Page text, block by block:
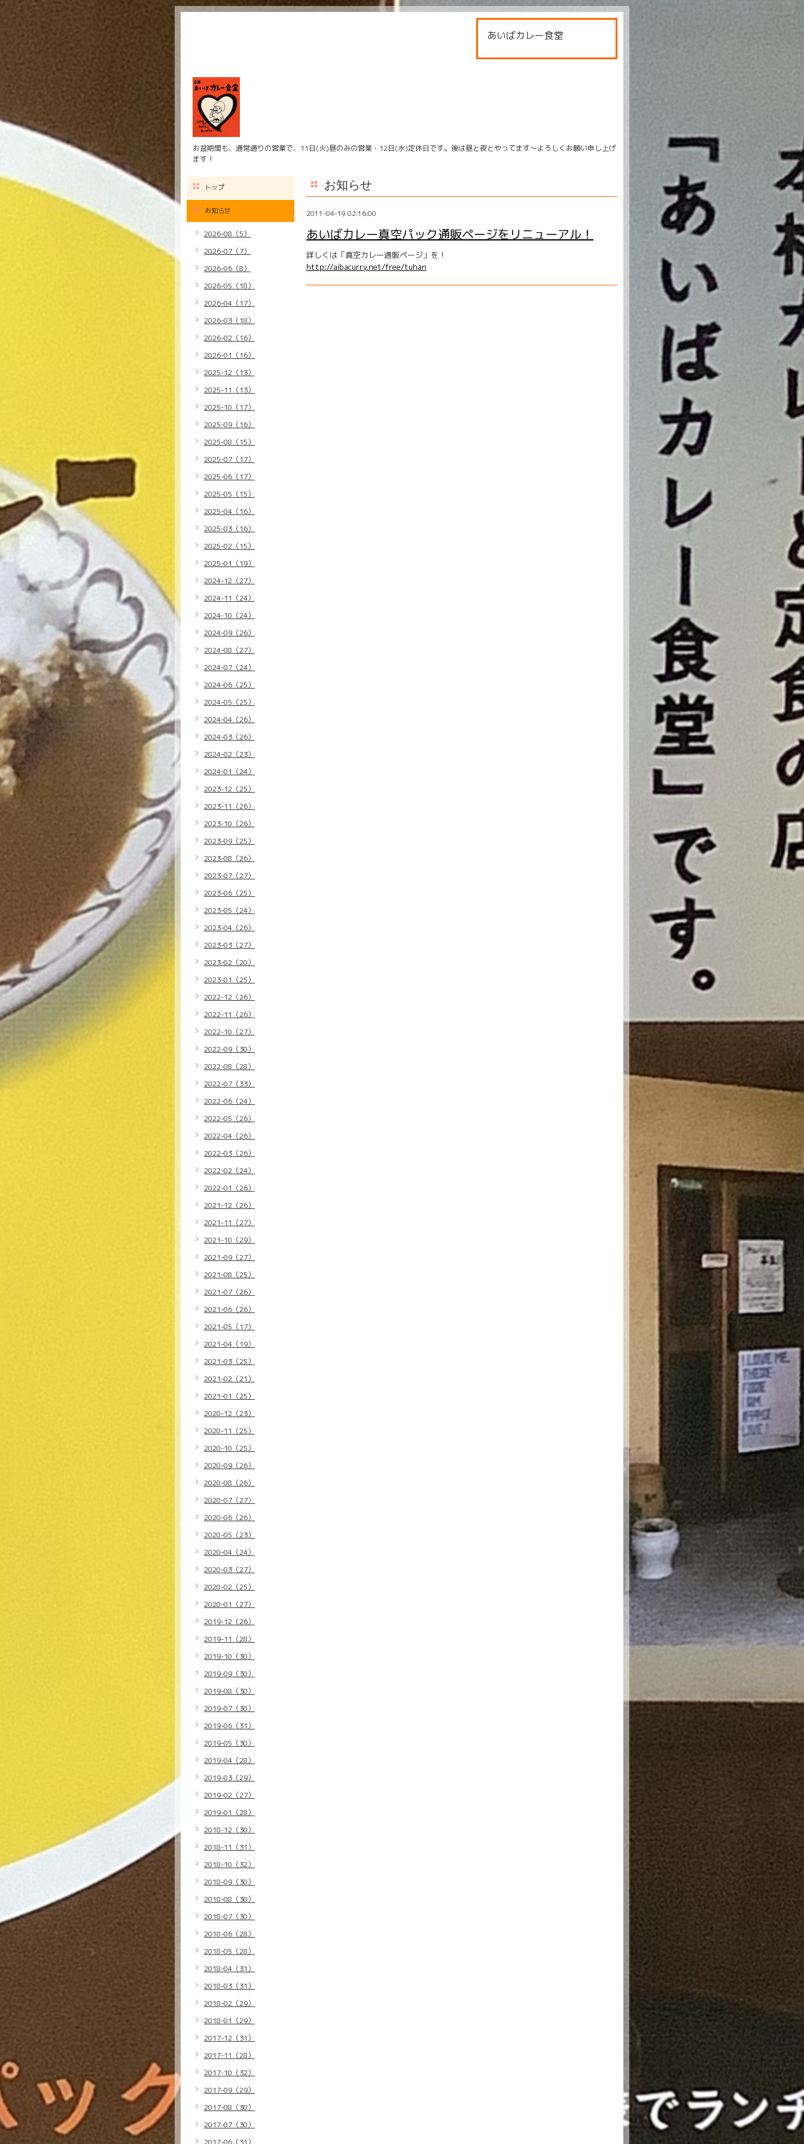
あいばカレー食堂
お盆期間も、通常通りの営業で、11日(火)昼のみの営業・12日(水)定休日です。後は昼と夜とやってます〜よろしくお願い申し上げ
ます！
お知らせ
2011-04-19 02:16:00
あいばカレー真空パック通販ページをリニューアル！
詳しくは「真空カレー通販ページ」を！
http://aibacurry.net/free/tuhan
トップ
お知らせ
2026-08（5）
2026-07（7）
2026-06（8）
2026-05（18）
2026-04（17）
2026-03（18）
2026-02（16）
2026-01（16）
2025-12（13）
2025-11（13）
2025-10（17）
2025-09（16）
2025-08（15）
2025-07（17）
2025-06（17）
2025-05（15）
2025-04（16）
2025-03（16）
2025-02（15）
2025-01（19）
2024-12（27）
2024-11（24）
2024-10（24）
2024-09（26）
2024-08（27）
2024-07（24）
2024-06（25）
2024-05（25）
2024-04（26）
2024-03（26）
2024-02（23）
2024-01（24）
2023-12（25）
2023-11（26）
2023-10（26）
2023-09（25）
2023-08（26）
2023-07（27）
2023-06（25）
2023-05（24）
2023-04（26）
2023-03（27）
2023-02（20）
2023-01（25）
2022-12（26）
2022-11（26）
2022-10（27）
2022-09（30）
2022-08（28）
2022-07（33）
2022-06（24）
2022-05（26）
2022-04（26）
2022-03（26）
2022-02（24）
2022-01（26）
2021-12（26）
2021-11（27）
2021-10（29）
2021-09（27）
2021-08（25）
2021-07（26）
2021-06（26）
2021-05（17）
2021-04（19）
2021-03（25）
2021-02（21）
2021-01（25）
2020-12（23）
2020-11（25）
2020-10（25）
2020-09（26）
2020-08（26）
2020-07（27）
2020-06（26）
2020-05（23）
2020-04（24）
2020-03（27）
2020-02（25）
2020-01（27）
2019-12（26）
2019-11（28）
2019-10（30）
2019-09（30）
2019-08（30）
2019-07（30）
2019-06（31）
2019-05（30）
2019-04（28）
2019-03（29）
2019-02（27）
2019-01（28）
2018-12（30）
2018-11（31）
2018-10（32）
2018-09（30）
2018-08（30）
2018-07（30）
2018-06（28）
2018-05（28）
2018-04（31）
2018-03（31）
2018-02（29）
2018-01（29）
2017-12（31）
2017-11（28）
2017-10（32）
2017-09（29）
2017-08（30）
2017-07（30）
2017-06（31）